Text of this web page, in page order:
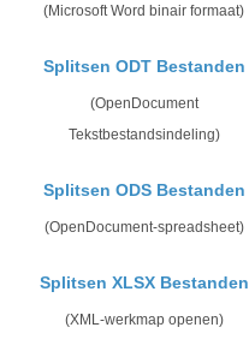
(Microsoft Word binair formaat)
Splitsen ODT Bestanden
(OpenDocument
Tekstbestandsindeling)
Splitsen ODS Bestanden
(OpenDocument-spreadsheet)
Splitsen XLSX Bestanden
(XML-werkmap openen)